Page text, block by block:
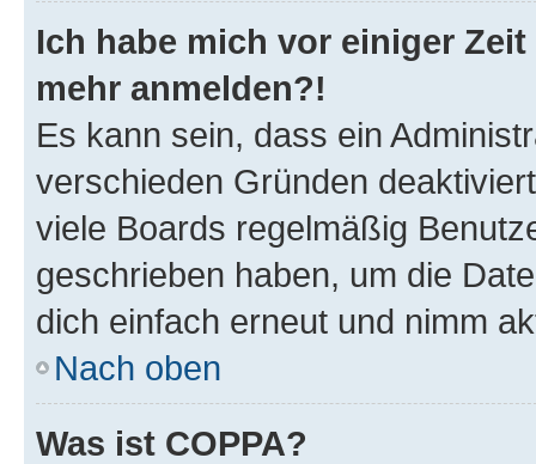
Ich habe mich vor einiger
mehr anmelden?!
Es kann sein, dass ein
verschieden Gründen
viele Boards regelmäßig
geschrieben haben, um die
dich einfach erneut und nimm
Nach oben
Was ist COPPA?